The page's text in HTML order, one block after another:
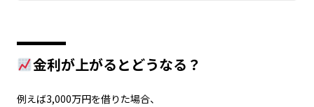
金利が上がるとどうなる？
例えば3,000万円を借りた場合、